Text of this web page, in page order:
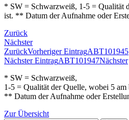
* SW = Schwarzweiß, 1-5 = Qualität
ist. ** Datum der Aufnahme oder
Zurück
Nächster
ZurückVorheriger EintragABT101945
Nächster EintragABT101947Nächster
* SW = Schwarzweiß,
1-5 = Qualität der Quelle, wobei 5 am
** Datum der Aufnahme oder
Zur Übersicht